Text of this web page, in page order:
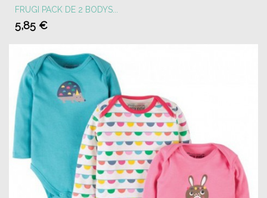
FRUGI PACK DE 2 BODYS...
5,85 €